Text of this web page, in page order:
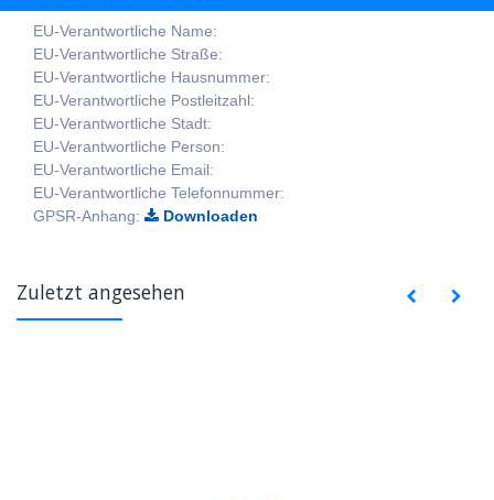
EU-Verantwortliche Name:
EU-Verantwortliche Straße:
EU-Verantwortliche Hausnummer:
EU-Verantwortliche Postleitzahl:
EU-Verantwortliche Stadt:
EU-Verantwortliche Person:
EU-Verantwortliche Email:
EU-Verantwortliche Telefonnummer:
GPSR-Anhang:
Downloaden
Zuletzt angesehen